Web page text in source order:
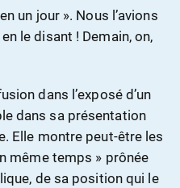
un jour ». Nous l’avions
le disant ! Demain, on,
dans l’exposé d’un
dans sa présentation
Elle montre peut-être les
même temps » prônée
de sa position qui le